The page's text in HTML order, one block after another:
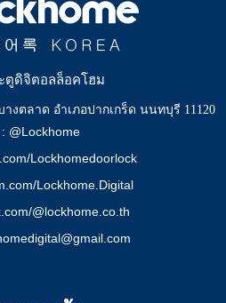
ตูดิจิตอลล็อคโฮม
างตลาด อำเภอปากเกร็ด นนทบุรี 11120
@Lockhome
Lockhomedoorlock
Lockhome.Digital
@lockhome.co.th